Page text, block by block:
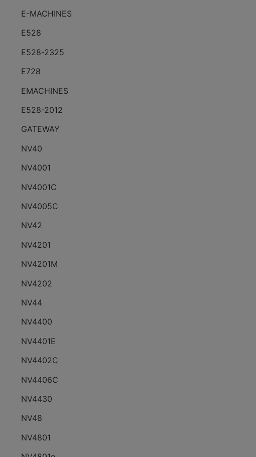
E-MACHINES
E528
E528-2325
E728
EMACHINES
E528-2012
GATEWAY
NV40
NV4001
NV4001C
NV4005C
NV42
NV4201
NV4201M
NV4202
NV44
NV4400
NV4401E
NV4402C
NV4406C
NV4430
NV48
NV4801